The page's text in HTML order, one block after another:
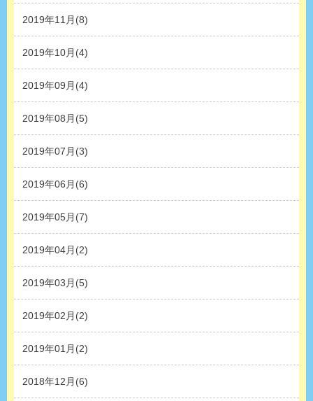
2019年11月(8)
2019年10月(4)
2019年09月(4)
2019年08月(5)
2019年07月(3)
2019年06月(6)
2019年05月(7)
2019年04月(2)
2019年03月(5)
2019年02月(2)
2019年01月(2)
2018年12月(6)